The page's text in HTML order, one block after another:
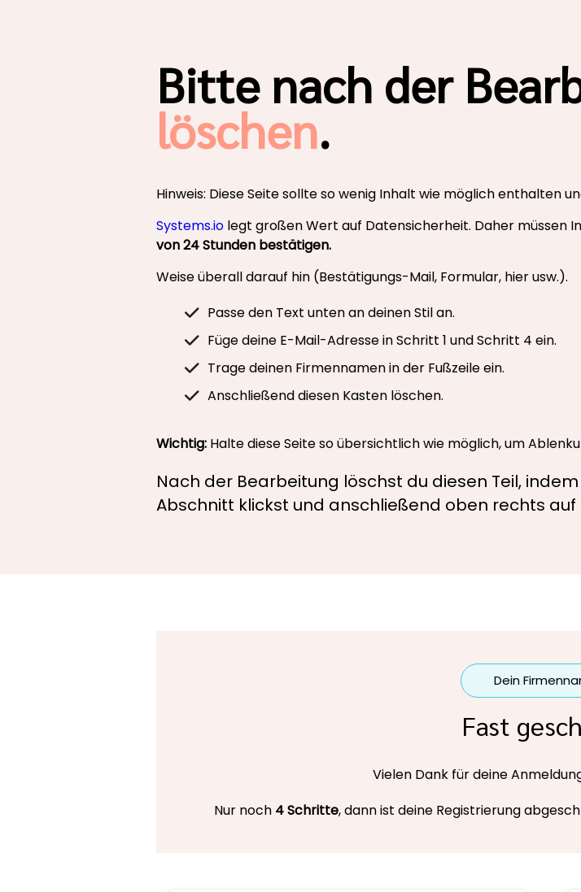
Bitte nach der
löschen.
Hinweis: Diese Seite sollte so wenig Inhalt wie möglich enthalten
Systems.io legt großen Wert auf Datensicherheit. Daher müssen
von 24 Stunden bestätigen.
Weise überall darauf hin (Bestätigungs-Mail, Formular, hier usw.).
Passe den Text unten an deinen Stil an.
Füge deine E-Mail-Adresse in Schritt 1 und Schritt 4 ein.
Trage deinen Firmennamen in der Fußzeile ein.
Anschließend diesen Kasten löschen.
Wichtig: Halte diese Seite so übersichtlich wie möglich, um
Nach der Bearbeitung löschst du diesen Teil,
Abschnitt klickst und anschließend oben rechts
Dein
Fast
Vielen Dank für deine
Nur noch 4 Schritte, dann ist deine Registrierung